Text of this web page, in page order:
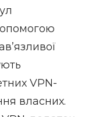
VPN-
власних.